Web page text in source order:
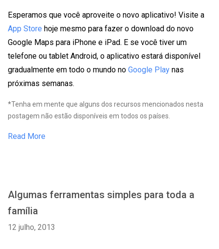
Esperamos que você aproveite o novo aplicativo! Visite a
App Store hoje mesmo para fazer o download do novo
Google Maps para iPhone e iPad. E se você tiver um
telefone ou tablet Android, o aplicativo estará disponível
gradualmente em todo o mundo no Google Play nas
próximas semanas.
*Tenha em mente que alguns dos recursos mencionados nesta
postagem não estão disponíveis em todos os países.
Read More
Algumas ferramentas simples para toda a
família
12 julho, 2013